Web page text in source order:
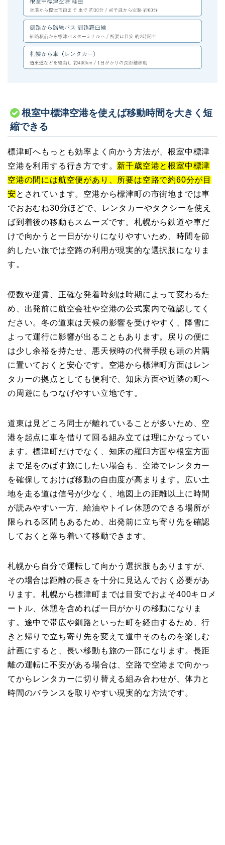
根室中標津空港を使えば移動時間を大きく短
縮できる
標津町へもっとも効率よく向かう方法が、根室中標津
空港を利用する行き方です。 新千歳空港と根室中標津
空港の間には航空便があり、所要は空路で約60分が目
安とされています。空港から標津町の市街地までは車
でおおむね30分ほどで、レンタカーやタクシーを使え
ば到着後の移動もスムーズです。札幌から鉄道や車だ
けで向かうと一日がかりになりやすいため、時間を節
約したい旅では空路の利用が現実的な選択肢になりま
す。
便数や運賃、正確な発着時刻は時期によって変わるた
め、出発前に航空会社や空港の公式案内で確認してく
ださい。冬の道東は天候の影響を受けやすく、降雪に
よって運行に影響が出ることもあります。戻りの便に
は少し余裕を持たせ、悪天候時の代替手段も頭の片隅
に置いておくと安心です。空港から標津町方面はレン
タカーの拠点としても便利で、知床方面や近隣の町へ
の周遊にもつなげやすい立地です。
道東は見どころ同士が離れていることが多いため、空
港を起点に車を借りて回る組み立ては理にかなってい
ます。標津町だけでなく、知床の羅臼方面や根室方面
まで足をのばす旅にしたい場合も、空港でレンタカー
を確保しておけば移動の自由度が高まります。広い土
地を走る道は信号が少なく、地図上の距離以上に時間
が読みやすい一方、給油やトイレ休憩のできる場所が
限られる区間もあるため、出発前に立ち寄り先を確認
しておくと落ち着いて移動できます。
札幌から自分で運転して向かう選択肢もありますが、
その場合は距離の長さを十分に見込んでおく必要があ
ります。札幌から標津町までは目安でおよそ400キロメ
ートル、休憩を含めれば一日がかりの移動になりま
す。途中で帯広や釧路といった町を経由するため、行
きと帰りで立ち寄り先を変えて道中そのものを楽しむ
計画にすると、長い移動も旅の一部になります。長距
離の運転に不安がある場合は、空路で空港まで向かっ
てからレンタカーに切り替える組み合わせが、体力と
時間のバランスを取りやすい現実的な方法です。